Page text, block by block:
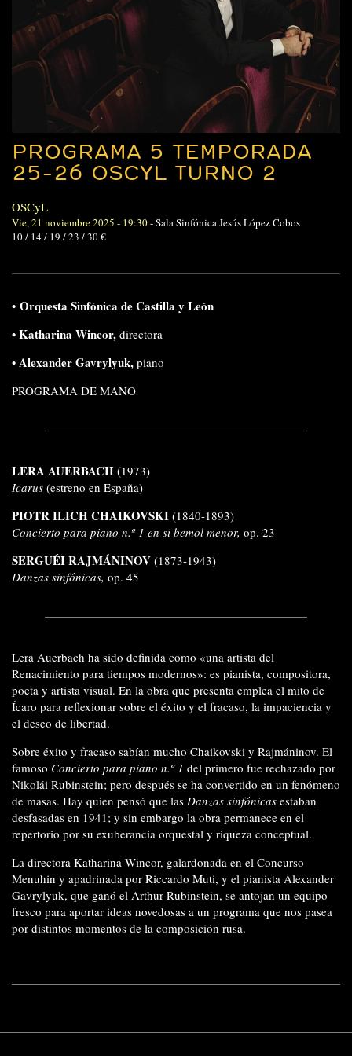
PROGRAMA 5 TEMPORADA
25-26 OSCYL TURNO 2
OSCyL
Vie, 21 noviembre 2025 - 19:30-Sala Sinfónica Jesús López Cobos
10 / 14 / 19 / 23 / 30 €
• Orquesta Sinfónica de Castilla y León
• Katharina Wincor, directora
• Alexander Gavrylyuk, piano
PROGRAMA DE MANO
LERA AUERBACH (1973)
Icarus (estreno en España)
PIOTR ILICH CHAIKOVSKI (1840-1893)
Concierto para piano n.º 1 en si bemol menor, op. 23
SERGUÉI RAJMÁNINOV (1873-1943)
Danzas sinfónicas, op. 45
Lera Auerbach ha sido definida como «una artista del
Renacimiento para tiempos modernos»: es pianista, compositora,
poeta y artista visual. En la obra que presenta emplea el mito de
Ícaro para reflexionar sobre el éxito y el fracaso, la impaciencia y
el deseo de libertad.
Sobre éxito y fracaso sabían mucho Chaikovski y Rajmáninov. El
famoso Concierto para piano n.º 1 del primero fue rechazado por
Nikolái Rubinstein; pero después se ha convertido en un fenómeno
de masas. Hay quien pensó que las Danzas sinfónicas estaban
desfasadas en 1941; y sin embargo la obra permanece en el
repertorio por su exuberancia orquestal y riqueza conceptual.
La directora Katharina Wincor, galardonada en el Concurso
Menuhin y apadrinada por Riccardo Muti, y el pianista Alexander
Gavrylyuk, que ganó el Arthur Rubinstein, se antojan un equipo
fresco para aportar ideas novedosas a un programa que nos pasea
por distintos momentos de la composición rusa.